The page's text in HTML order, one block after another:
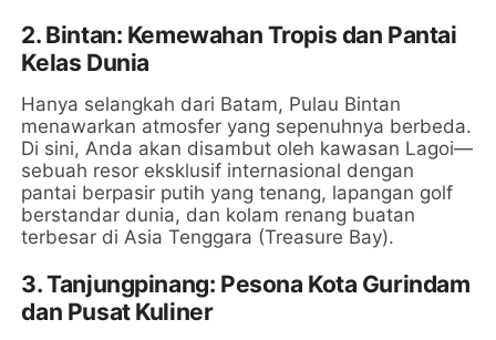
2. Bintan: Kemewahan Tropis dan Pantai
Kelas Dunia
Hanya selangkah dari Batam, Pulau Bintan
menawarkan atmosfer yang sepenuhnya berbeda.
Di sini, Anda akan disambut oleh kawasan Lagoi—
sebuah resor eksklusif internasional dengan
pantai berpasir putih yang tenang, lapangan golf
berstandar dunia, dan kolam renang buatan
terbesar di Asia Tenggara (Treasure Bay).
3. Tanjungpinang: Pesona Kota Gurindam
dan Pusat Kuliner